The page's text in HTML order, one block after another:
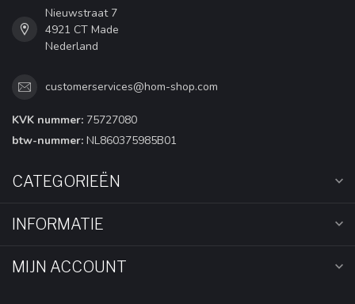
Nieuwstraat 7
4921 CT Made
Nederland
customerservices@hom-shop.com
KVK nummer: 75727080
btw-nummer: NL860375985B01
CATEGORIEËN
INFORMATIE
MIJN ACCOUNT